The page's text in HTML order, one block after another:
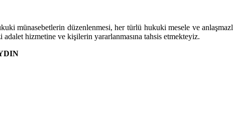
münasebetlerin düzenlenmesi, her türlü hukuki mesele ve
hizmetine ve kişilerin yararlanmasına tahsis etmekteyiz.